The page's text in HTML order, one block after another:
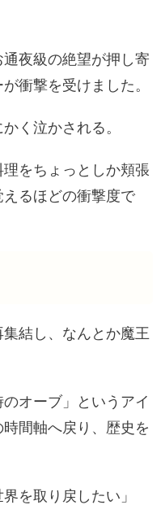
夜級の絶望が押し寄
衝撃を受けました。
く泣かされる。
をちょっとしか頬張
るほどの衝撃度で
結し、なんとか魔王
オーブ」というアイ
間軸へ戻り、歴史を
を取り戻したい」